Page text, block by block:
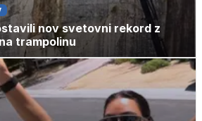
nov svetovni rekord z
trampolinu